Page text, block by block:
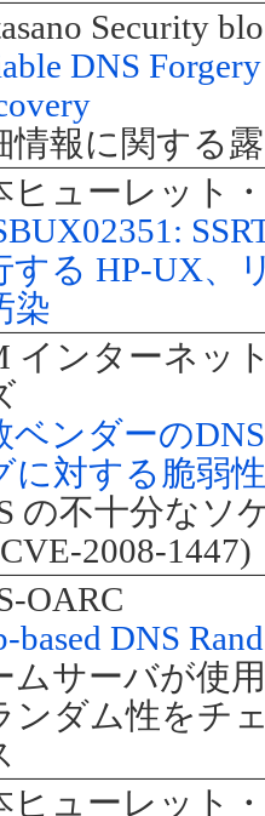
Security
DNS
情報に関する
ヒューレット
する HP-UX、
染
インターネッ
ベンダーの
に対する脆弱性
の不十分なソ
2008-1447)
OARC
based DNS
ムサーバが使
ンダム性をチ
ヒューレット